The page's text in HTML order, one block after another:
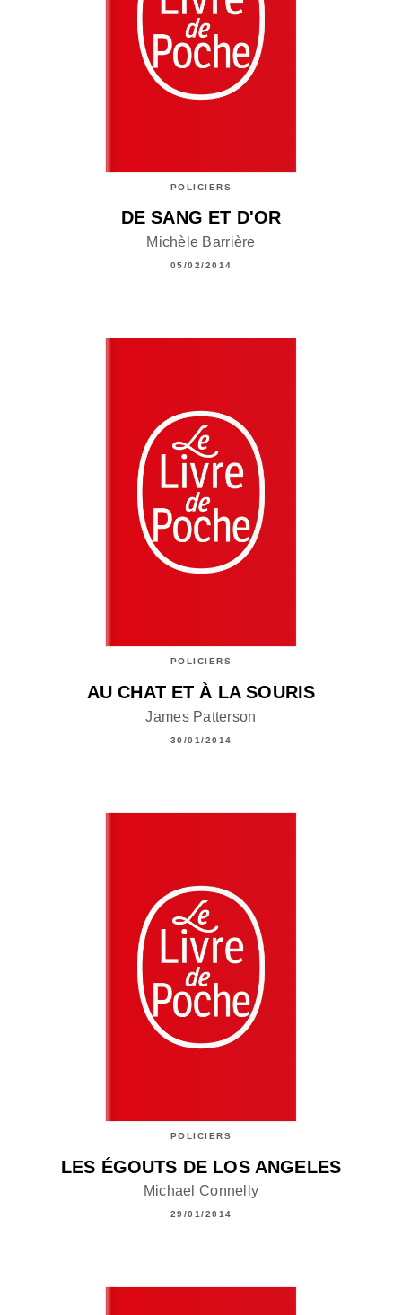
POLICIERS
DE SANG ET D'OR
Michèle Barrière
05/02/2014
POLICIERS
AU CHAT ET À LA SOURIS
James Patterson
30/01/2014
POLICIERS
LES ÉGOUTS DE LOS ANGELES
Michael Connelly
29/01/2014